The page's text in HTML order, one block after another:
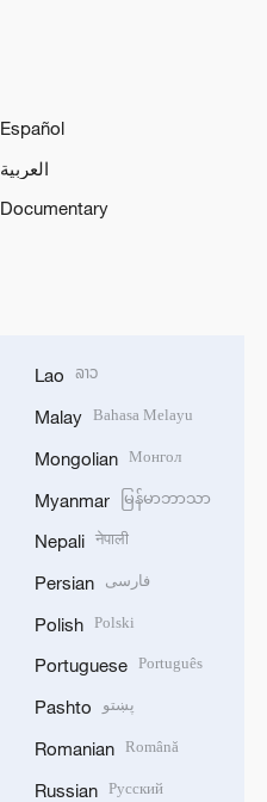
Español
العربية
Documentary
Lao ລາວ
Malay Bahasa Melayu
Mongolian Монгол
Myanmar မြန်မာဘာသာ
Nepali नेपाली
Persian فارسی
Polish Polski
Portuguese Português
Pashto پښتو
Romanian Română
Russian Русский